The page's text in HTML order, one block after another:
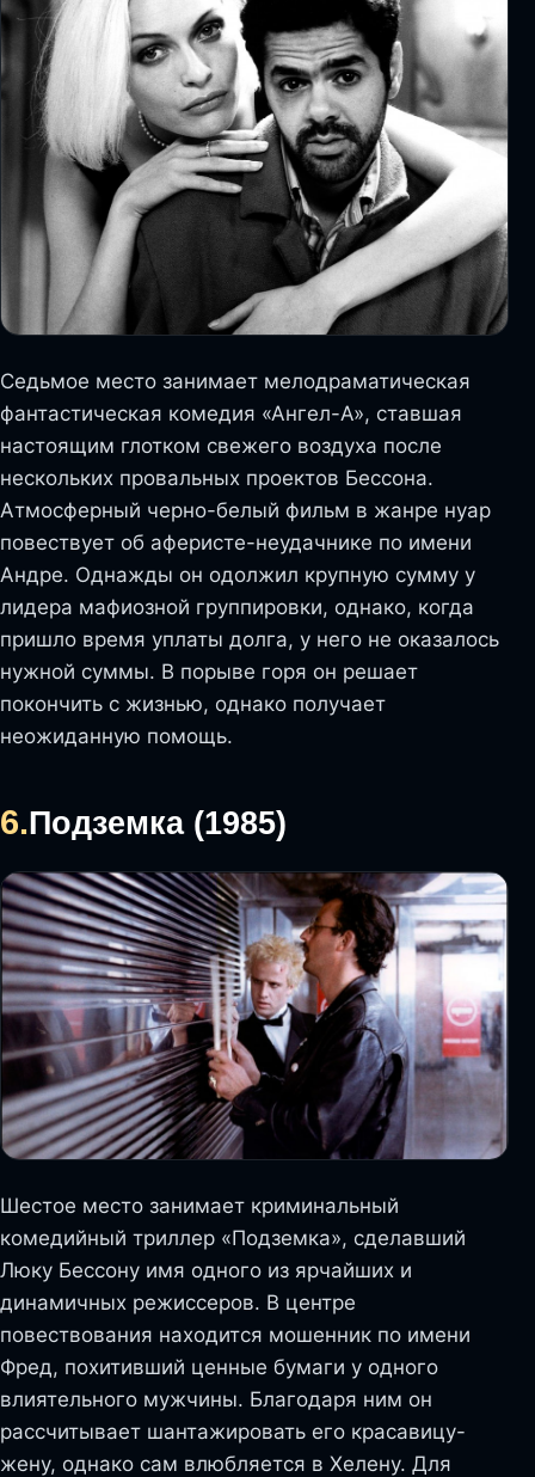
Седьмое место занимает мелодраматическая
фантастическая комедия «Ангел-А», ставшая
настоящим глотком свежего воздуха после
нескольких провальных проектов Бессона.
Атмосферный черно-белый фильм в жанре нуар
повествует об аферисте-неудачнике по имени
Андре. Однажды он одолжил крупную сумму у
лидера мафиозной группировки, однако, когда
пришло время уплаты долга, у него не оказалось
нужной суммы. В порыве горя он решает
покончить с жизнью, однако получает
неожиданную помощь.
6.Подземка (1985)
Шестое место занимает криминальный
комедийный триллер «Подземка», сделавший
Люку Бессону имя одного из ярчайших и
динамичных режиссеров. В центре
повествования находится мошенник по имени
Фред, похитивший ценные бумаги у одного
влиятельного мужчины. Благодаря ним он
рассчитывает шантажировать его красавицу-
жену, однако сам влюбляется в Хелену. Для